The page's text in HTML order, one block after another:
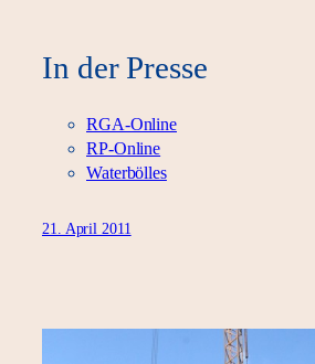
In der Presse
RGA-Online
RP-Online
Waterbölles
21. April 2011